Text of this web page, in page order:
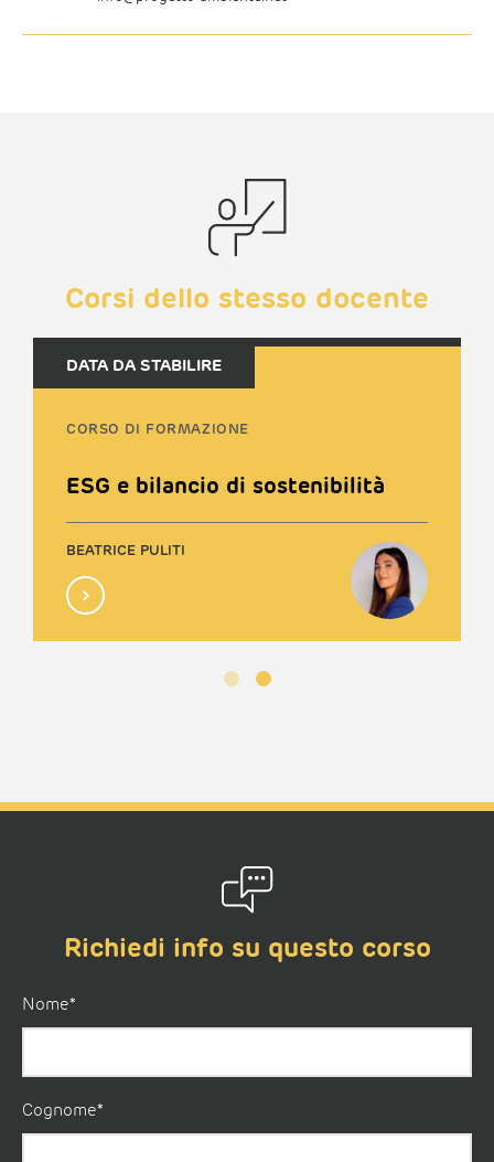
Corsi dello stesso docente
DATA DA STABILIRE
CORSO DI FORMAZIONE
ESG e bilancio di sostenibilità
BEATRICE PULITI
Richiedi info su questo corso
Nome*
Cognome*